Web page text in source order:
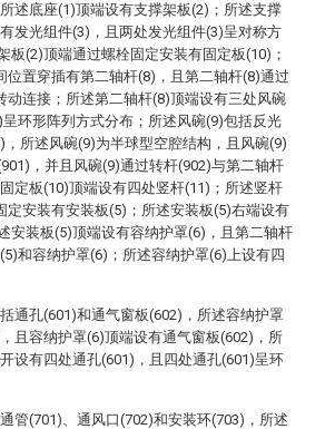
述底座(1)顶端设有支撑架板(2)；所述支撑
发光组件(3)，且两处发光组件(3)呈对称方
板(2)顶端通过螺栓固定安装有固定板(10)；
位置穿插有第二轴杆(8)，且第二轴杆(8)通过
动连接；所述第二轴杆(8)顶端设有三处风碗
环形阵列方式分布；所述风碗(9)包括反光
，所述风碗(9)为半球型空腔结构，且风碗(9)
，并且风碗(9)通过转杆(902)与第二轴杆
定板(10)顶端设有四处竖杆(11)；所述竖杆
定安装有安装板(5)；所述安装板(5)右端设有
安装板(5)顶端设有容纳护罩(6)，且第二轴杆
和容纳护罩(6)；所述容纳护罩(6)上设有四
通孔(601)和通气窗板(602)，所述容纳护罩
且容纳护罩(6)顶端设有通气窗板(602)，所
设有四处通孔(601)，且四处通孔(601)呈环
管(701)、通风口(702)和安装环(703)，所述